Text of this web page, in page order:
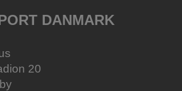
DANMARK
20